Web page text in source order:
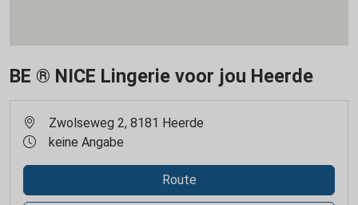
BE ® NICE Lingerie voor jou Heerde
Zwolseweg 2, 8181 Heerde
keine Angabe
Route